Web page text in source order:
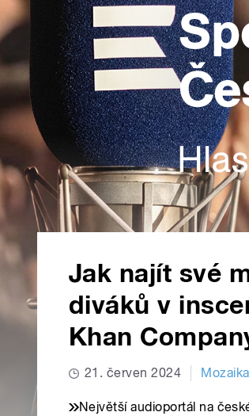
Jak najít své
diváků v
Khan
21. červen 2024 Mozaika
Největší audioportál na